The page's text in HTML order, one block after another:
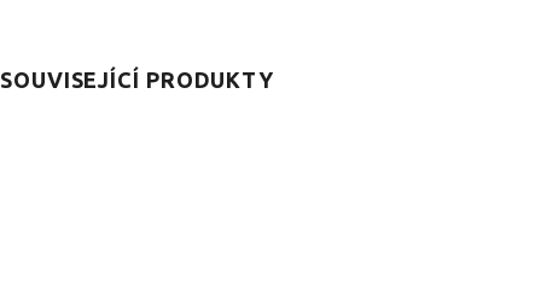
SOUVISEJÍCÍ PRODUKTY